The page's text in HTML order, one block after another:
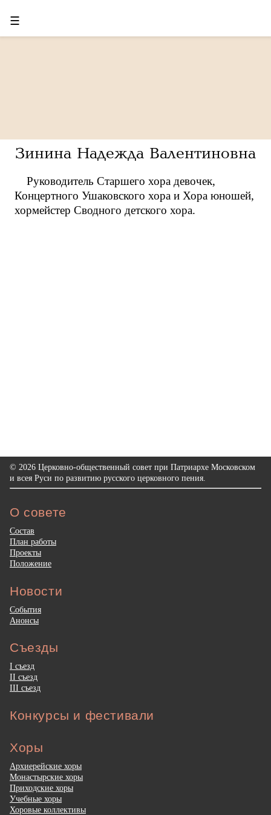
☰
Зинина Надежда Валентиновна
Руководитель Старшего хора девочек,
Концертного Ушаковского хора и Хора юношей,
хормейстер Сводного детского хора.
© 2026 Церковно-общественный совет при Патриархе Московском
и всея Руси по развитию русского церковного пения.
О совете
Состав
План работы
Проекты
Положение
Новости
События
Анонсы
Съезды
I съезд
II съезд
III съезд
Конкурсы и фестивали
Хоры
Архиерейские хоры
Монастырские хоры
Приходские хоры
Учебные хоры
Хоровые коллективы